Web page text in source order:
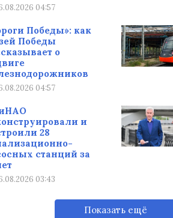
04:57
Победы»: как
Победы
о
04:57
и
28
станций за
03:43
Показать ещё